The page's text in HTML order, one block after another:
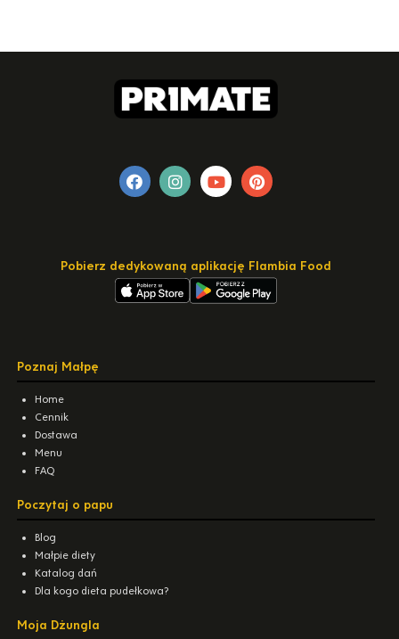
Pobierz dedykowaną aplikację Flambia Food
Poznaj Małpę
Home
Cennik
Dostawa
Menu
FAQ
Poczytaj o papu
Blog
Małpie diety
Katalog dań
Dla kogo dieta pudełkowa?
Moja Dżungla